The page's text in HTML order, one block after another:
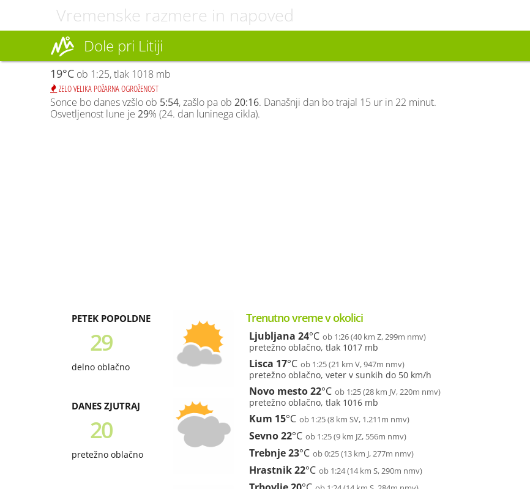
Vremenske razmere in napoved
Dole pri Litiji
19°C ob 1:25, tlak 1018 mb
ZELO VELIKA POŽARNA OGROŽENOST
Sonce bo danes vzšlo ob 5:54, zašlo pa ob 20:16. Današnji dan bo trajal 15 ur in 22 minut.
Osvetljenost lune je 29% (24. dan luninega cikla).
PETEK POPOLDNE
29
delno oblačno
DANES ZJUTRAJ
20
pretežno oblačno
Trenutno vreme v okolici
Ljubljana 24°C ob 1:26 (40 km Z, 299m nmv)
pretežno oblačno, tlak 1017 mb
Lisca 17°C ob 1:25 (21 km V, 947m nmv)
pretežno oblačno, veter v sunkih do 50 km/h
Novo mesto22°C ob 1:25 (28 km JV, 220m nmv)
pretežno oblačno, tlak 1016 mb
Kum 15°C ob 1:25 (8 km SV, 1.211m nmv)
Sevno22°C ob 1:25 (9 km JZ, 556m nmv)
Trebnje23°C ob 0:25 (13 km J, 277m nmv)
Hrastnik22°C ob 1:24 (14 km S, 290m nmv)